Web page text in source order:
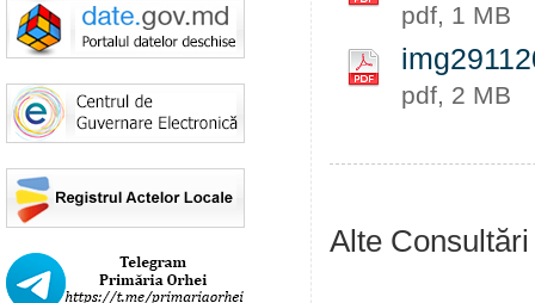
pdf, 1 MB
pdf, 2 MB
Alte